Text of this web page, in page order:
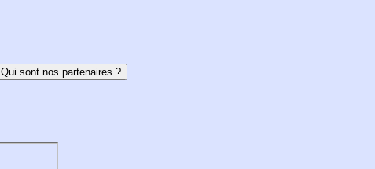
Qui sont nos partenaires ?